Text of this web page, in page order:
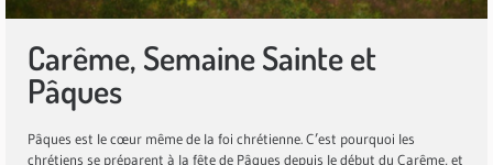
Carême, Semaine Sainte et
Pâques
Pâques est le cœur même de la foi chrétienne. C’est pourquoi les
chrétiens se préparent à la fête de Pâques depuis le début du Carême, et